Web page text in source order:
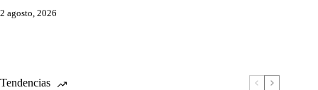
2 agosto, 2026
Tendencias